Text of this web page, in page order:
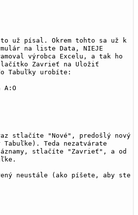
už písal. Okrem tohto sa už k
na liste Data, NIEJE
výrobca Excelu, a tak ho
tlačítko Zavrieť na Uložiť
Tabuľky urobíte:
stlačíte "Nové", predošlý nový
Teda nezatvárate
stlačíte "Zavrieť", a od
neustále (ako píšete, aby ste